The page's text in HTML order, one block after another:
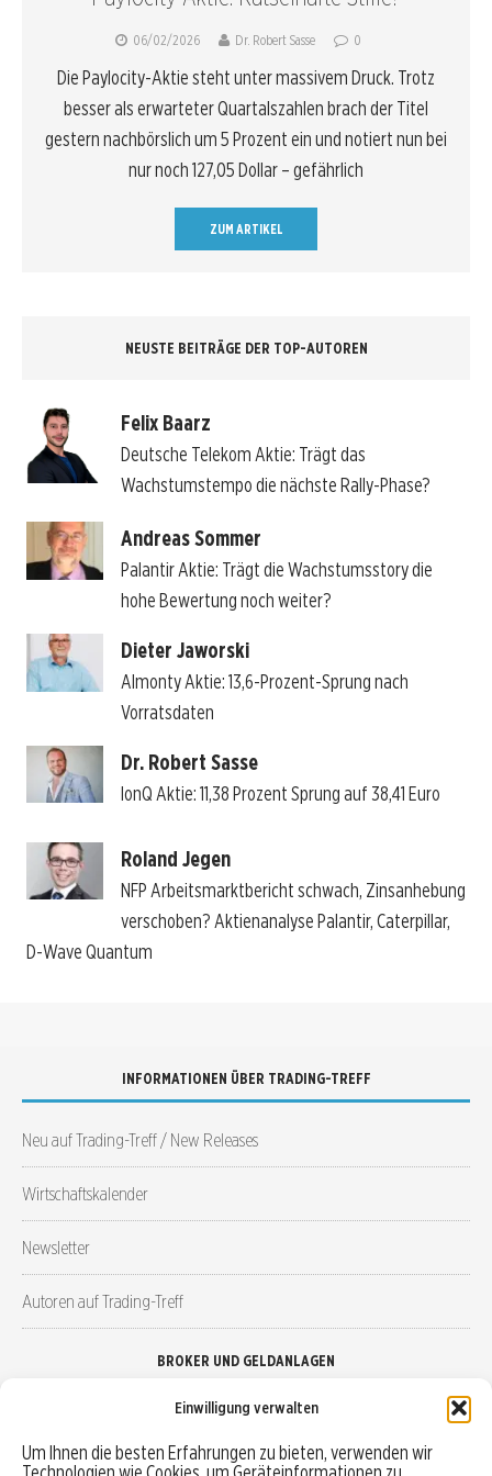
Einwilligung verwalten
Um Ihnen die besten Erfahrungen zu bieten, verwenden wir
06/02/2026 Dr. Robert Sasse 0
Die Paylocity-Aktie steht unter massivem Druck. Trotz
besser als erwarteter Quartalszahlen brach der Titel
gestern nachbörslich um 5 Prozent ein und notiert nun bei
nur noch 127,05 Dollar – gefährlich
ZUM ARTIKEL
NEUSTE BEITRÄGE DER TOP-AUTOREN
Felix Baarz
Deutsche Telekom Aktie: Trägt das
Wachstumstempo die nächste Rally-Phase?
Andreas Sommer
Palantir Aktie: Trägt die Wachstumsstory die
hohe Bewertung noch weiter?
Dieter Jaworski
Almonty Aktie: 13,6-Prozent-Sprung nach
Vorratsdaten
Dr. Robert Sasse
IonQ Aktie: 11,38 Prozent Sprung auf 38,41 Euro
Roland Jegen
NFP Arbeitsmarktbericht schwach, Zinsanhebung
verschoben? Aktienanalyse Palantir, Caterpillar,
D-Wave Quantum
INFORMATIONEN ÜBER TRADING-TREFF
Neu auf Trading-Treff / New Releases
Wirtschaftskalender
Newsletter
Autoren auf Trading-Treff
BROKER UND GELDANLAGEN